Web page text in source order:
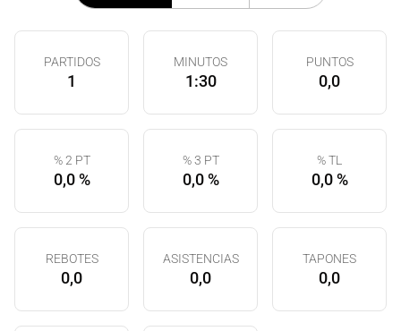
PARTIDOS
1
MINUTOS
1:30
PUNTOS
0,0
% 2 PT
0,0 %
% 3 PT
0,0 %
% TL
0,0 %
REBOTES
0,0
ASISTENCIAS
0,0
TAPONES
0,0